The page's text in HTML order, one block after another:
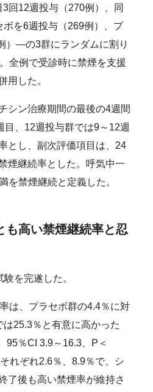
回12週投与（270例）、同
ボを6週投与（269例）、プ
）―の3群にランダムに割り
全例で受診時に禁煙を支援
用した。
シン治療期間の最後の4週間
目、12週投与群では9～12週
とし、副次評価項目は、24
煙継続率とした。呼気中一
を禁煙継続と定義した。
も高い禁煙継続率と忍
を完遂した。
は、プラセボ群の4.4％に対
25.3％と有意に高かった
95％CI 3.9～16.3、P＜
れぞれ2.6％、8.9％で、シ
了後も高い禁煙率が維持さ